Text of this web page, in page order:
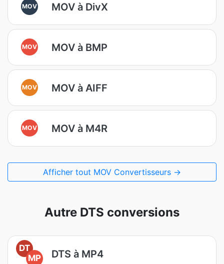
MOV MOV à DivX
MOV MOV à BMP
MOV MOV à AIFF
MOV MOV à M4R
Afficher tout MOV Convertisseurs →
Autre DTS conversions
DT
MP
DTS à MP4